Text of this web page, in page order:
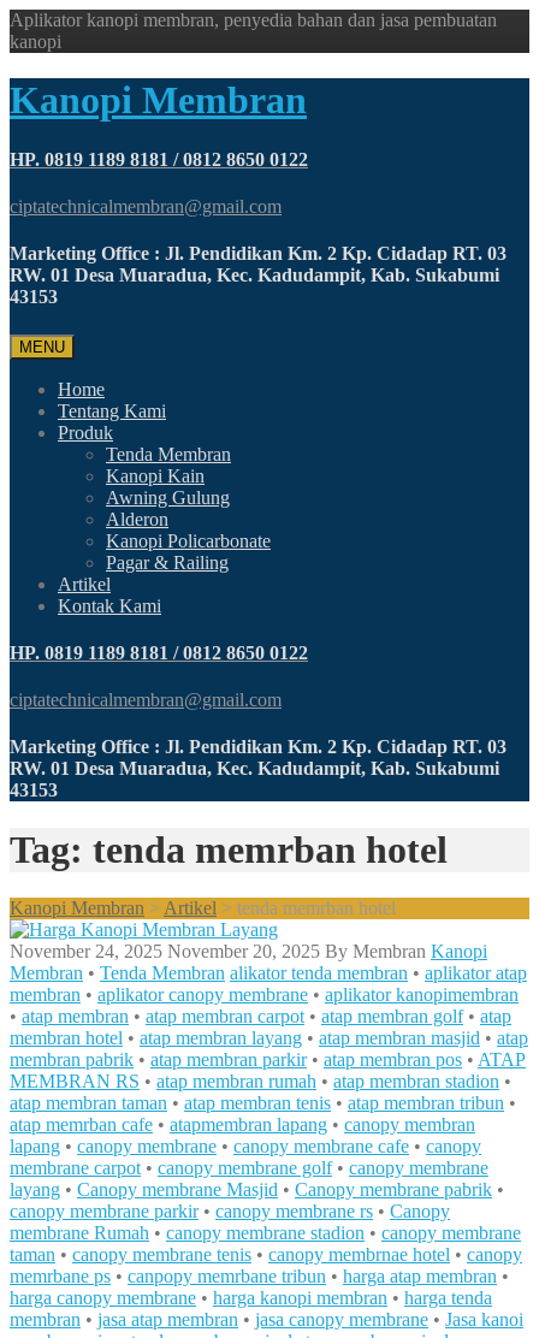
Aplikator kanopi membran, penyedia bahan dan jasa pembuatan
kanopi
Kanopi Membran
HP. 0819 1189 8181 / 0812 8650 0122
ciptatechnicalmembran@gmail.com
Marketing Office : Jl. Pendidikan Km. 2 Kp. Cidadap RT. 03
RW. 01 Desa Muaradua, Kec. Kadudampit, Kab. Sukabumi
43153
MENU
Home
Tentang Kami
Produk
Tenda Membran
Kanopi Kain
Awning Gulung
Alderon
Kanopi Policarbonate
Pagar & Railing
Artikel
Kontak Kami
HP. 0819 1189 8181 / 0812 8650 0122
ciptatechnicalmembran@gmail.com
Marketing Office : Jl. Pendidikan Km. 2 Kp. Cidadap RT. 03
RW. 01 Desa Muaradua, Kec. Kadudampit, Kab. Sukabumi
43153
Tag: tenda memrban hotel
Kanopi Membran > Artikel > tenda memrban hotel
November 24, 2025 November 20, 2025 By Membran Kanopi
Membran • Tenda Membran alikator tenda membran • aplikator atap
membran • aplikator canopy membrane • aplikator kanopimembran
• atap membran • atap membran carpot • atap membran golf• atap
membran hotel • atap membran layang • atap membran masjid • atap
membran pabrik • atap membran parkir• atap membran pos • ATAP
MEMBRAN RS • atap membran rumah • atap membran stadion •
atap membran taman • atap membran tenis • atap membran tribun •
atap memrban cafe • atapmembran lapang • canopy membran
lapang • canopy membrane • canopy membrane cafe • canopy
membrane carpot • canopy membrane golf• canopy membrane
layang • Canopy membrane Masjid • Canopy membrane pabrik •
canopy membrane parkir• canopy membrane rs • Canopy
membrane Rumah • canopy membrane stadion • canopy membrane
taman • canopy membrane tenis • canopy membrnae hotel • canopy
memrbane ps • canpopy memrbane tribun • harga atap membran •
harga canopy membrane • harga kanopi membran • harga tenda
membran • jasa atap membran • jasa canopy membrane • Jasa kanoi